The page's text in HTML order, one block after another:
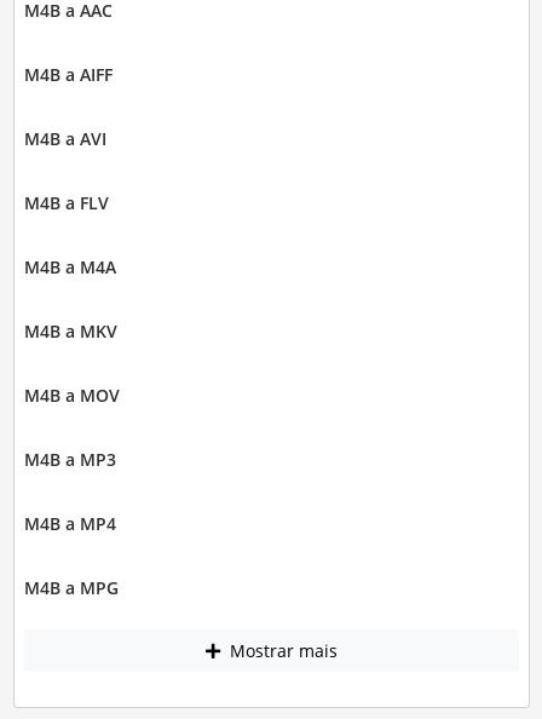
M4B a AAC
M4B a AIFF
M4B a AVI
M4B a FLV
M4B a M4A
M4B a MKV
M4B a MOV
M4B a MP3
M4B a MP4
M4B a MPG
Mostrar mais